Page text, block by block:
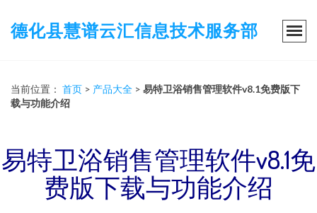
德化县慧谱云汇信息技术服务部
当前位置： 首页 > 产品大全 > 易特卫浴销售管理软件v8.1免费版下
载与功能介绍
易特卫浴销售管理软件v8.1免
费版下载与功能介绍